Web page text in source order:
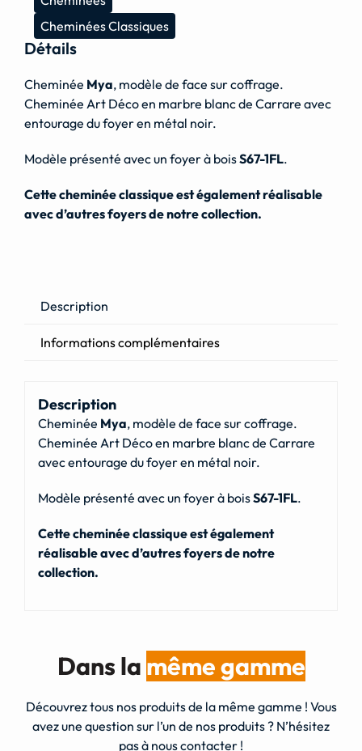
Cheminées Classiques
Détails
Cheminée Mya, modèle de face sur coffrage.
Cheminée Art Déco en marbre blanc de Carrare avec
entourage du foyer en métal noir.
Modèle présenté avec un foyer à boisS67-1FL.
Cette cheminée classique est également réalisable
avec d’autres foyers de notre collection.
Description
Informations complémentaires
Description
Cheminée Mya, modèle de face sur coffrage.
Cheminée Art Déco en marbre blanc de Carrare
avec entourage du foyer en métal noir.
Modèle présenté avec un foyer à boisS67-1FL.
Cette cheminée classique est également
réalisable avec d’autres foyers de notre
collection.
Dans la même gamme
Découvrez tous nos produits de la même gamme ! Vous
avez une question sur l’un de nos produits ? N’hésitez
pas à nous contacter !